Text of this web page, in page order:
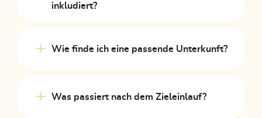
inkludiert?
Wie finde ich eine passende Unterkunft?
Was passiert nach dem Zieleinlauf?